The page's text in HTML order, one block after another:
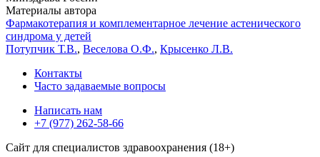
Материалы автора
Фармакотерапия и комплементарное лечение астенического
синдрома у детей
Потупчик Т.В., Веселова О.Ф., Крысенко Л.В.
Контакты
Часто задаваемые вопросы
Написать нам
+7 (977) 262-58-66
Сайт для специалистов здравоохранения (18+)